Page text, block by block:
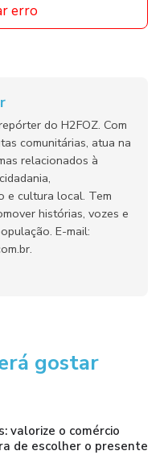
erro
do H2FOZ. Com
comunitárias, atua na
relacionados à
e cultura local. Tem
histórias, vozes e
E-mail:
gostar
valorize o comércio
de escolher o presente